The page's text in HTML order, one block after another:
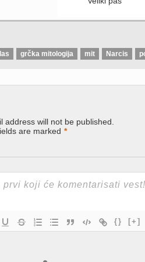
grčka mitologija mit Narcis
address will not be published.
are marked *
{} [+]